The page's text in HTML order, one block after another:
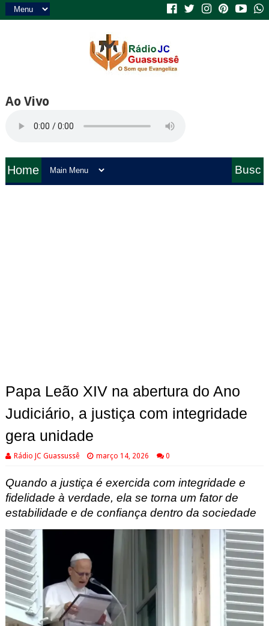
Ao Vivo
Home
Busc
Papa Leão XIV na abertura do Ano
Judiciário, a justiça com integridade
gera unidade
Rádio JC Guassussê março 14, 2026 0
Quando a justiça é exercida com integridade e
fidelidade à verdade, ela se torna um fator de
estabilidade e de confiança dentro da sociedade